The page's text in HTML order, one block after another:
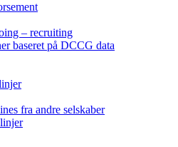
– recruiting
baseret på DCCG data
fra andre selskaber